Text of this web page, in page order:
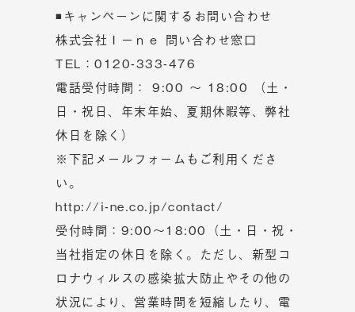
◾キャンペーンに関するお問い合わせ
株式会社Ｉーｎｅ 問い合わせ窓口
TEL：0120-333-476
電話受付時間： 9:00 ～ 18:00 （土・
日・祝日、年末年始、夏期休暇等、弊社
休日を除く）
※下記メールフォームもご利用くださ
い。
http://i-ne.co.jp/contact/
受付時間：9:00〜18:00（土・日・祝・
当社指定の休日を除く。ただし、新型コ
ロナウィルスの感染拡大防止やその他の
状況により、営業時間を短縮したり、電